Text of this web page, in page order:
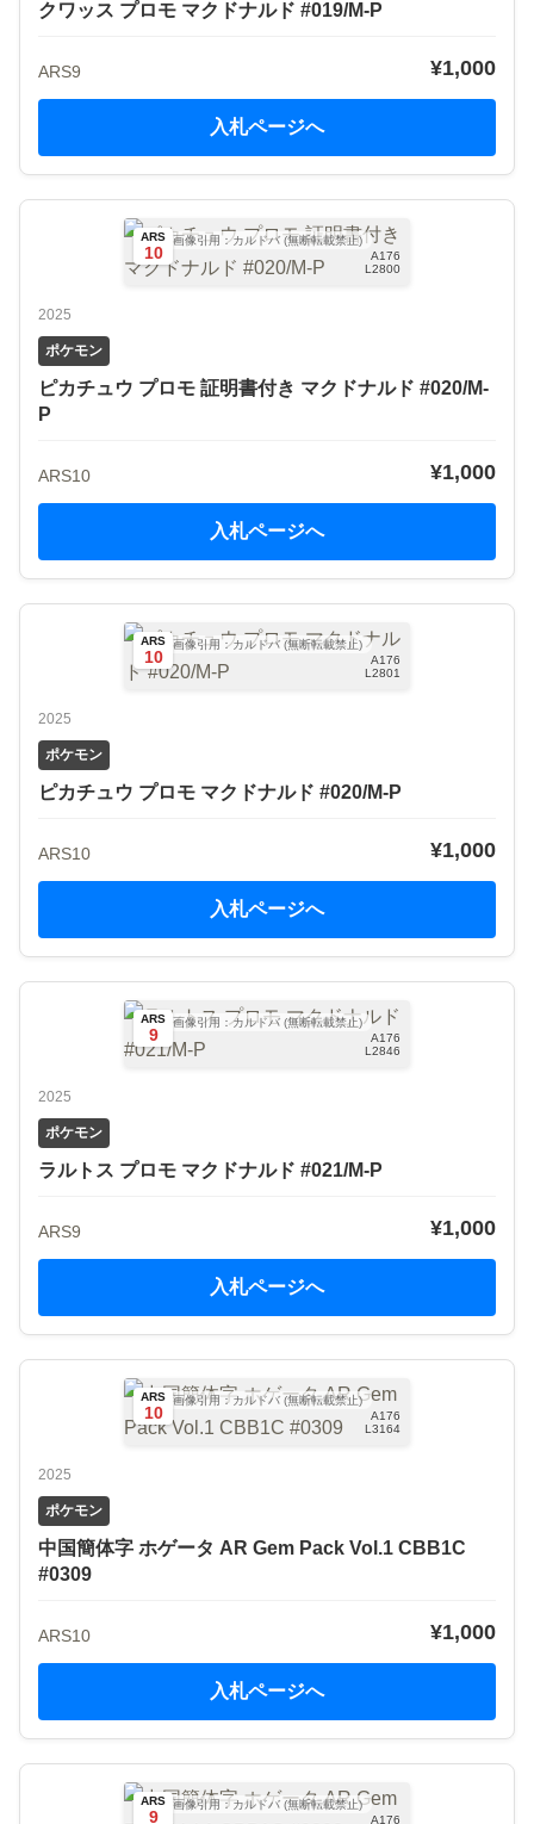
クワッス プロモ マクドナルド #019/M-P
ARS9 ¥1,000
入札ページへ
ARS
10
A176
L2800
画像引用：カルドバ (無断転載禁止)
2025
ポケモン
ピカチュウ プロモ 証明書付き マクドナルド #020/M-
P
ARS10 ¥1,000
入札ページへ
ARS
10
A176
L2801
画像引用：カルドバ (無断転載禁止)
2025
ポケモン
ピカチュウ プロモ マクドナルド #020/M-P
ARS10 ¥1,000
入札ページへ
ARS
9
A176
L2846
画像引用：カルドバ (無断転載禁止)
2025
ポケモン
ラルトス プロモ マクドナルド #021/M-P
ARS9 ¥1,000
入札ページへ
ARS
10
A176
L3164
画像引用：カルドバ (無断転載禁止)
2025
ポケモン
中国簡体字 ホゲータ AR Gem Pack Vol.1 CBB1C
#0309
ARS10 ¥1,000
入札ページへ
ARS
9
A176
画像引用：カルドバ (無断転載禁止)